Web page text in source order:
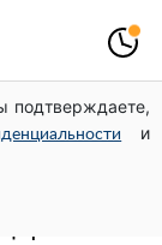
подтверждаете,
и
заставила
началом
все:
следующим